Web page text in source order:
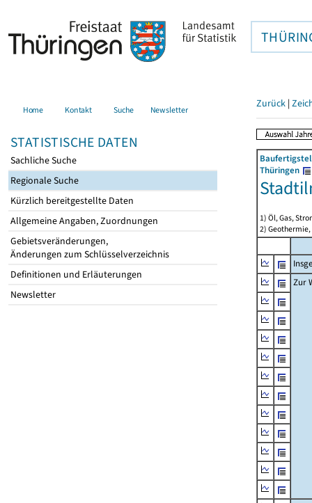
Home Kontakt Suche Newsletter
STATISTISCHE DATEN
Sachliche Suche
Regionale Suche
Kürzlich bereitgestellte Daten
Allgemeine Angaben, Zuordnungen
Gebietsveränderungen,
Änderungen zum Schlüsselverzeichnis
Definitionen und Erläuterungen
Newsletter
Zurück |
Thüringen
1) Öl, Gas,
2)
Zur